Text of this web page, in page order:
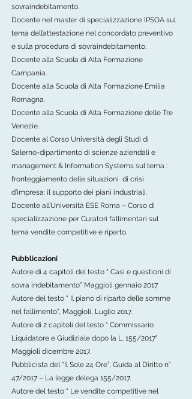
sovraindebitamento.
Docente nel master di specializzazione IPSOA sul
tema dell’attestazione nel concordato preventivo
e sulla procedura di sovraindebitamento.
Docente alla Scuola di Alta Formazione
Campania.
Docente alla Scuola di Alta Formazione Emilia
Romagna.
Docente alla Scuola di Alta Formazione delle Tre
Venezie.
Docente al Corso Università degli Studi di
Salerno-dipartimento di scienze aziendali e
management & Information Systems sul tema :
fronteggiamento delle situazioni di crisi
d’impresa: il supporto dei piani industriali.
Docente all’Università ESE Roma – Corso di
specializzazione per Curatori fallimentari sul
tema vendite competitive e riparto.
Pubblicazioni
Autore di 4 capitoli del testo “ Casi e questioni di
sovra indebitamento” Maggioli gennaio 2017
Autore del testo “ Il piano di riparto delle somme
nel fallimento”, Maggioli, Luglio 2017.
Autore di 2 capitoli del testo “ Commissario
Liquidatore e Giudiziale dopo la L. 155/2017”
Maggioli dicembre 2017.
Pubblicista del “Il Sole 24 Ore”, Guida al Diritto n°
47/2017 – La legge delega 155/2017.
Autore del testo “ Le vendite competitive nel